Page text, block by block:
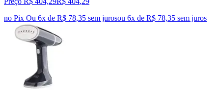
no Pix Ou 6x de R$ 78,35 sem jurosou 6x de R$ 78,35 sem juros